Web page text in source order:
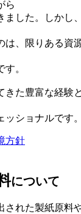
ら
ました。しかし
は、限りある資
す。
きた豊富な経験
ッショナルです。
方針
について
された製紙原料